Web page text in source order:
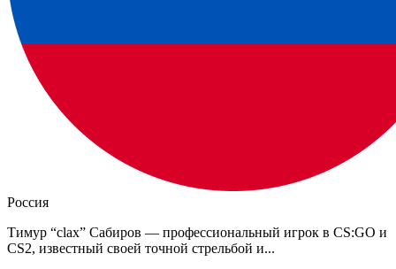
Россия
Тимур “clax” Сабиров — профессиональный игрок в CS:GO и
CS2, известный своей точной стрельбой и...